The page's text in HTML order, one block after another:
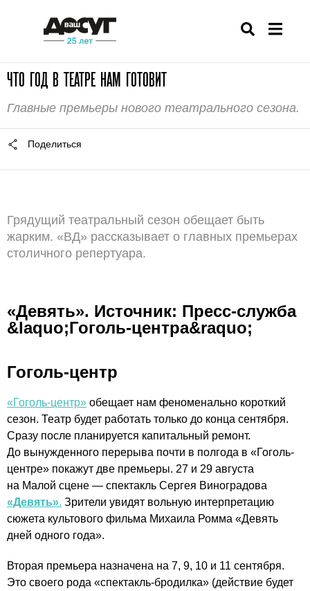
ЧТО ГОД В ТЕАТРЕ НАМ ГОТОВИТ
Главные премьеры нового театрального сезона.
Поделиться
Грядущий театральный сезон обещает быть
жарким. «ВД» рассказывает о главных премьерах
столичного репертуара.
«Девять». Источник: Пресс-служба
&laquo;Гоголь-центра&raquo;
Гоголь-центр
«Гоголь-центр» обещает нам феноменально короткий
сезон. Театр будет работать только до конца сентября.
Сразу после планируется капитальный ремонт.
До вынужденного перерыва почти в полгода в «Гоголь-
центре» покажут две премьеры. 27 и 29 августа
на Малой сцене — спектакль Сергея Виноградова
«Девять». Зрители увидят вольную интерпретацию
сюжета культового фильма Михаила Ромма «Девять
дней одного года».
Вторая премьера назначена на 7, 9, 10 и 11 сентября.
Это своего рода «спектакль-бродилка» (действие будет